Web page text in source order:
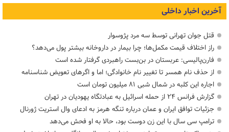
آخرین اخبار داخلی
قتل جوان تهرانی توسط سه مرد پژوسوار
راز اختلاف قیمت مکمل‌ها؛ چرا بیمار در داروخانه بیشتر پول می‌دهد؟
فارن‌پالیسی: عربستان در بن‌بست راهبردی گرفتار شده است
از حذف نام همسر تا تغییر نام خانوادگی؛ اما و اگرهای تعویض شناسنامه
اجاره این کلبه در شمال شبی ۸۱ میلیون تومان است
گزارش فرانس ۲۴ از حمله اسرائیل به عبادتگاه یهودیان در تهران
جزئیات توافق ایران و عمان درباره تنگه هرمز به ادعای وال استریت ژورنال
ترامپ سی سال با این زن دوست بود، حالا به او فحش می‌دهد